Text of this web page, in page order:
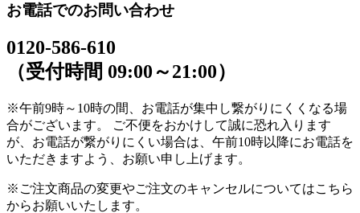
お電話でのお問い合わせ
0120-586-610
（受付時間 09:00～21:00）
※午前9時～10時の間、お電話が集中し繋がりにくくなる場
合がございます。 ご不便をおかけして誠に恐れ入ります
が、お電話が繋がりにくい場合は、午前10時以降にお電話を
いただきますよう、お願い申し上げます。
※ご注文商品の変更やご注文のキャンセルについてはこちら
からお願いいたします。